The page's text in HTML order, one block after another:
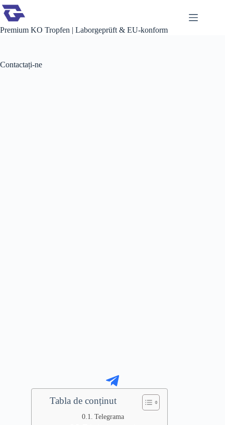
Premium KO Tropfen | Laborgeprüft & EU-konform
Contactați-ne
Tabla de conținut
Telegrama